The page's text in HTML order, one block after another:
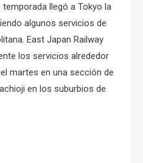
llegó a Tokyo la
algunos servicios de
East Japan Railway
los servicios alrededor
martes en una sección de
en los suburbios de